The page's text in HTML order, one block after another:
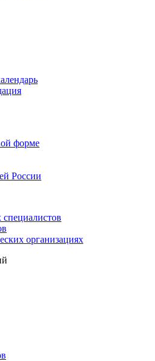
форме
России
организациях